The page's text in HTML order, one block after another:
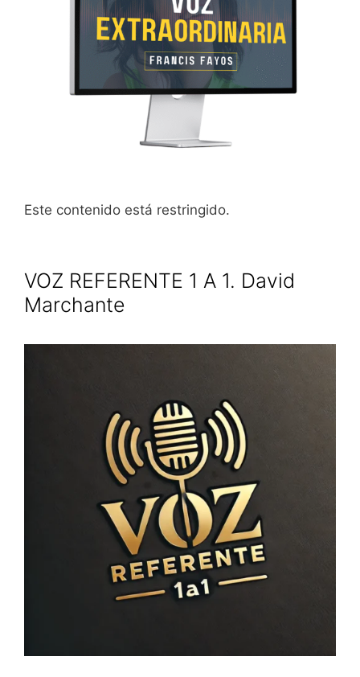
Este contenido está restringido.
VOZ REFERENTE 1 A 1. David
Marchante